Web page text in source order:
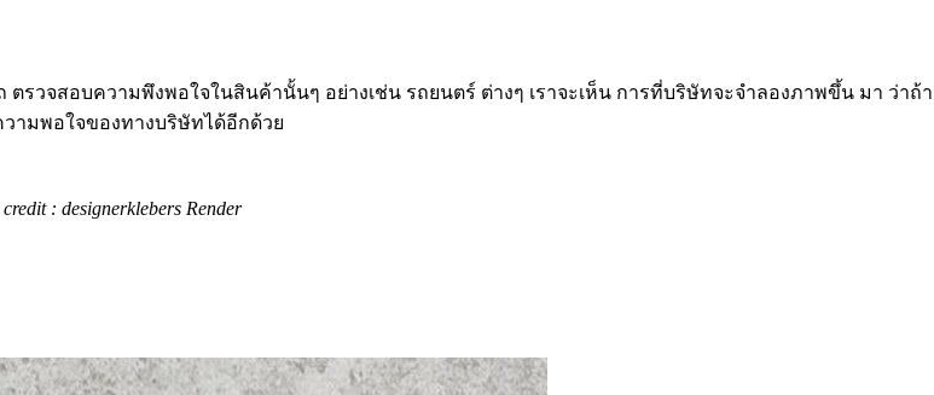
ตรวจสอบความพึงพอใจในสินค้านั้นๆ อย่างเช่น รถยนตร์ ต่างๆ เราจะเห็น การที่บริษัทจะจำลองภาพขึ้น มา ว่าถ้า
ามพอใจของทางบริษัทได้อีกด้วย
credit : designerklebers Render